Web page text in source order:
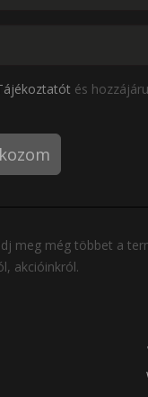
és
meg még többet a
akcióinkról.